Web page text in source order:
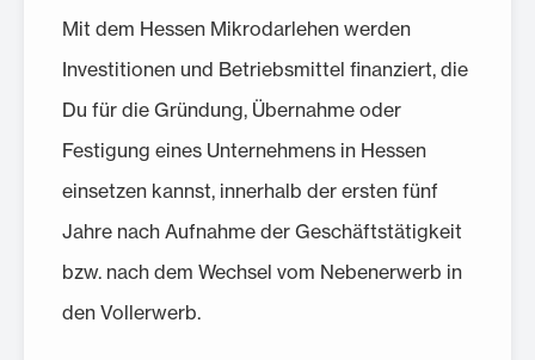
Mit dem Hessen Mikrodarlehen werden
Investitionen und Betriebsmittel finanziert, die
Du für die Gründung, Übernahme oder
Festigung eines Unternehmens in Hessen
einsetzen kannst, innerhalb der ersten fünf
Jahre nach Aufnahme der Geschäftstätigkeit
bzw. nach dem Wechsel vom Nebenerwerb in
den Vollerwerb.